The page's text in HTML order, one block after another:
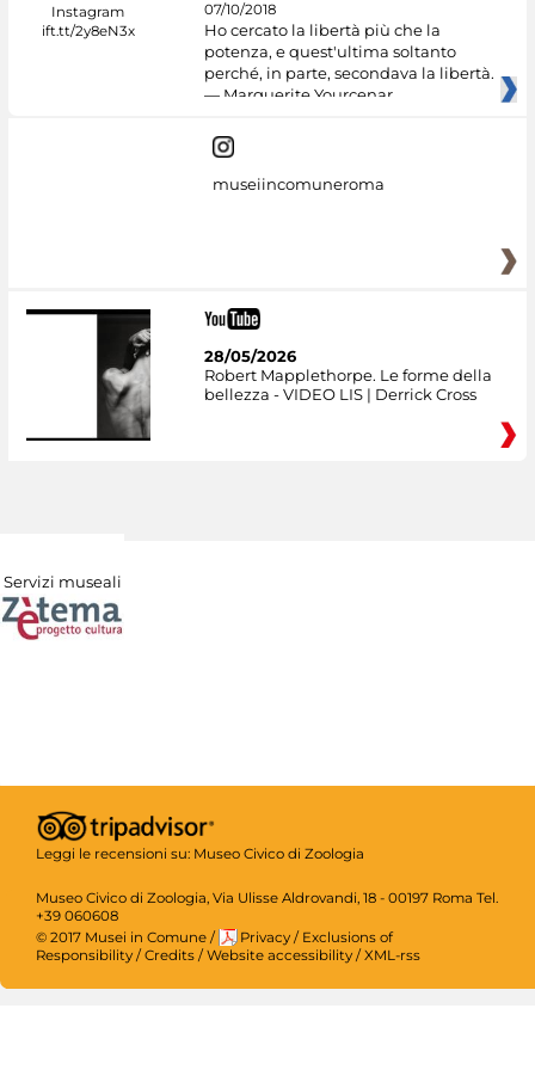
07/10/2018
Ho cercato la libertà più che la
potenza, e quest'ultima soltanto
perché, in parte, secondava la libertà.
— Marguerite Yourcenar
museiincomuneroma
28/05/2026
Robert Mapplethorpe. Le forme della
bellezza - VIDEO LIS | Derrick Cross
Servizi museali
Leggi le recensioni su: Museo Civico di Zoologia
Museo Civico di Zoologia, Via Ulisse Aldrovandi, 18 - 00197 Roma Tel.
+39 060608
© 2017 Musei in Comune / Privacy / Exclusions of
Responsibility /Credits /Website accessibility /XML-rss